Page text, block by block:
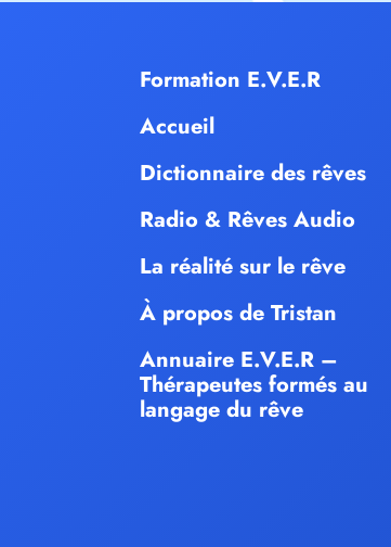
Formation E.V.E.R
Accueil
Dictionnaire des rêves
Radio & Rêves Audio
La réalité sur le rêve
À propos de Tristan
Annuaire E.V.E.R –
Thérapeutes formés au
langage du rêve